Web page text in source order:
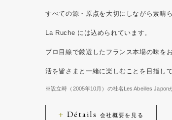
すべての源・原点を大切にしながら素晴
La Ruche には込められています。
プロ目線で厳選したフランス本場の味を
活を皆さまと一緒に楽しむことを目指して
※設立時（2005年10月）の社名Les Abeilles Japon
Détails 会社概要を見る